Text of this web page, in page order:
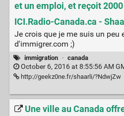
et un emploi, et reçoit
ICI.Radio-Canada.ca -
Je crois que je me suis un peu
d'immigrer.com ;)
immigration · canada
October 6, 2016 at 8:55:56 AM
http://geekz0ne.fr/shaarli/?NdwjZw
Une ville au Canada